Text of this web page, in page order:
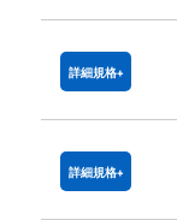
詳細規格
詳細規格